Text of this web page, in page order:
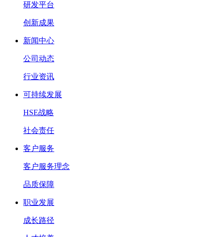
研发平台
创新成果
新闻中心
公司动态
行业资讯
可持续发展
HSE战略
社会责任
客户服务
客户服务理念
品质保障
职业发展
成长路径